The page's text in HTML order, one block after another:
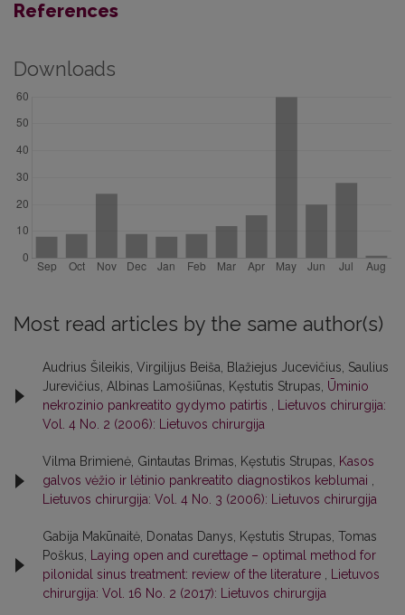
References
Downloads
Most read articles by the same author(s)
Audrius Šileikis, Virgilijus Beiša, Blažiejus Jucevičius, Saulius
Jurevičius, Albinas Lamošiūnas, Kęstutis Strupas, Ūminio
nekrozinio pankreatito gydymo patirtis
Lietuvos chirurgija:
Vol. 4 No. 2 (2006): Lietuvos chirurgija
Vilma Brimienė, Gintautas Brimas, Kęstutis Strupas,
Kasos
galvos vėžio ir lėtinio pankreatito diagnostikos keblumai
Lietuvos chirurgija: Vol. 4 No. 3 (2006): Lietuvos chirurgija
Gabija Makūnaitė, Donatas Danys, Kęstutis Strupas, Tomas
Poškus,
Laying open and curettage – optimal method for
pilonidal sinus treatment: review of the literature
Lietuvos
chirurgija: Vol. 16 No. 2 (2017): Lietuvos chirurgija